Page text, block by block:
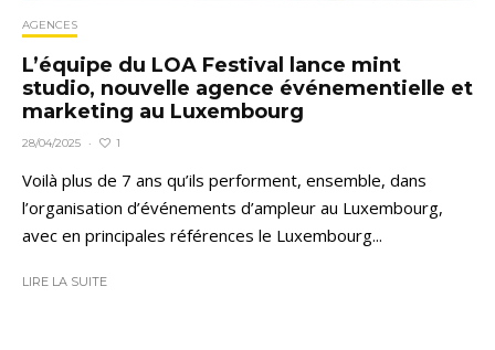
AGENCES
L’équipe du LOA Festival lance mint
studio, nouvelle agence événementielle et
marketing au Luxembourg
28/04/2025 · 1
Voilà plus de 7 ans qu’ils performent, ensemble, dans
l’organisation d’événements d’ampleur au Luxembourg,
avec en principales références le Luxembourg...
LIRE LA SUITE